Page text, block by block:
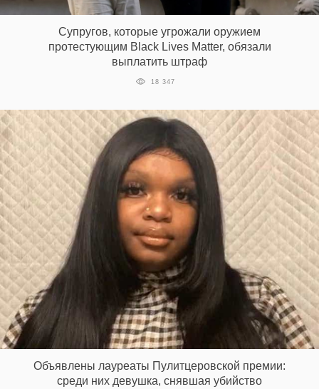
Супругов, которые угрожали оружием
протестующим Black Lives Matter, обязали
выплатить штраф
18 347
Объявлены лауреаты Пулитцеровской премии:
среди них девушка, снявшая убийство